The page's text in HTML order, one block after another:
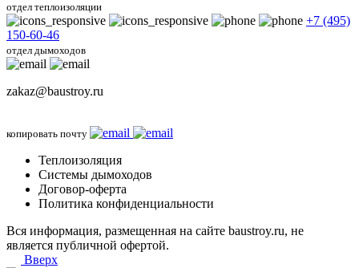
отдел теплоизоляции
+7 (495)
150-60-46
отдел дымоходов
zakaz@baustroy.ru
копировать почту
Теплоизоляция
Системы дымоходов
Договор-оферта
Политика конфиденциальности
Вся информация, размещенная на сайте baustroy.ru, не
является публичной офертой.
Вверх